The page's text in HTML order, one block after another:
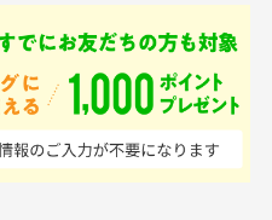
ており商品を大切にして
いる感が伝わってきまし
た 「フロント部分に汚
れあり」と記載ありまし
ます。
及び発送業務は致しておりま
負担となります。入金確認後
をお振込み期限とさせ
品が異なっている場合
汚れやダメージがある商品